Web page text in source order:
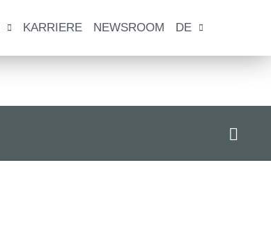
KARRIERE NEWSROOM DE